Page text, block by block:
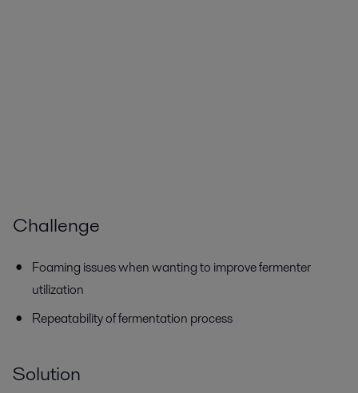
Challenge
Foaming issues when wanting to improve fermenter
utilization
Repeatability of fermentation process
Solution